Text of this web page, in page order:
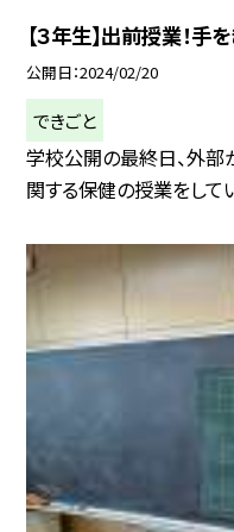
【３年生】出前授業！手
公開日 2024/02/20
できごと
学校公開の最終日、外部
関する保健の授業をして